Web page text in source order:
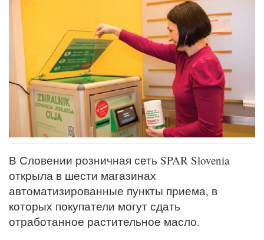
В Словении розничная сеть SPAR Slovenia
открыла в шести магазинах
автоматизированные пункты приема, в
которых покупатели могут сдать
отработанное растительное масло.